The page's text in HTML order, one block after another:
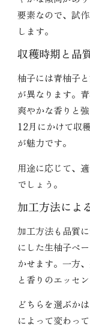
要素なので、試
します。
収穫時期と品
柚子には青柚子
が異なります。
爽やかな香りと
12月にかけて収
が魅力です。
用途に応じて、
でしょう。
加工方法によ
加工方法も品質
にした生柚子ペ
かせます。一方
と香りのエッセ
どちらを選ぶか
によって変わって